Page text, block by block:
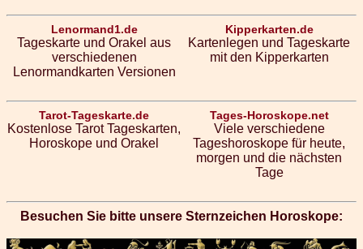
Lenormand1.de
Tageskarte und Orakel aus
verschiedenen
Lenormandkarten Versionen
Kipperkarten.de
Kartenlegen und Tageskarte
mit den Kipperkarten
Tarot-Tageskarte.de
Kostenlose Tarot Tageskarten,
Horoskope und Orakel
Tages-Horoskope.net
Viele verschiedene
Tageshoroskope für heute,
morgen und die nächsten
Tage
Besuchen Sie bitte unsere Sternzeichen Horoskope: